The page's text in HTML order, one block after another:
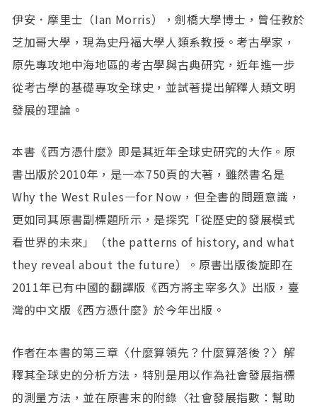
伊安．摩里士（Ian Morris），劍橋大學博士，曾任教於
芝加哥大學，現為史丹福大學人類系教授。考古學家，
原先專攻地中海地區的考古學與古典研究，近年進一步
從考古學的基礎專攻全球史，並試著提出解釋人類文明
發展的理論。
本書《西方憑什麼》即是其近年全球史研究的大作。原
書出版於2010年，是一本750頁的大著，雖然書名是
Why the West Rules—for Now，但全書的問題意識，
更如同其原書副標題所示，是探究「從歷史的發展模式
看世界的未來」（the patterns of history, and what
they reveal about the future）。原書出版後旋即在
2011年已有中國的翻譯版《西方將主宰多久》出版，臺
灣的中文版《西方憑什麼》於今年出版。
作者在本書的第三章〈什麼算領先？什麼算落後？〉解
釋其全球史的分析方法，特別是用以作為社會發展指標
的測量方法，並在原書末的附錄〈社會發展指數：幫助